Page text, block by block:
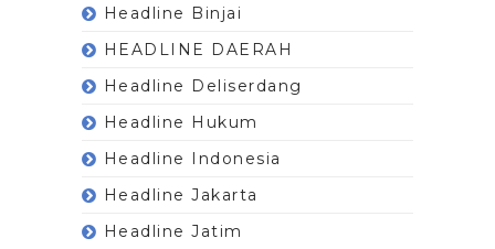
Headline Binjai
HEADLINE DAERAH
Headline Deliserdang
Headline Hukum
Headline Indonesia
Headline Jakarta
Headline Jatim